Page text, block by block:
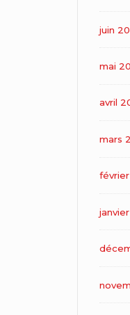
juin
mai
avril
mars